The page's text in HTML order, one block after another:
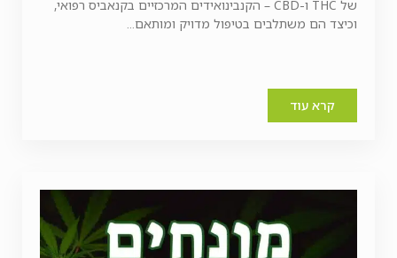
של THC ו-CBD – הקנבינואידים המרכזיים בקנאביס רפואי,
וכיצד הם משתלבים בטיפול מדויק ומותאם...
קרא עוד